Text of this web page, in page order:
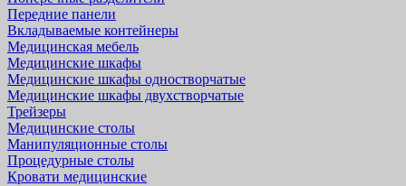
Передние панели
Вкладываемые контейнеры
Медицинская мебель
Медицинские шкафы
Медицинские шкафы одностворчатые
Медицинские шкафы двухстворчатые
Трейзеры
Медицинские столы
Манипуляционные столы
Процедурные столы
Кровати медицинские